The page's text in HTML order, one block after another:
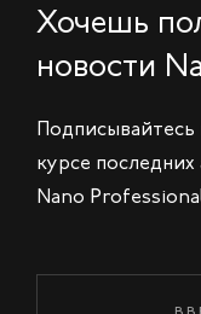
Хочешь
новости
Подписывайтесь
курсе
Nano